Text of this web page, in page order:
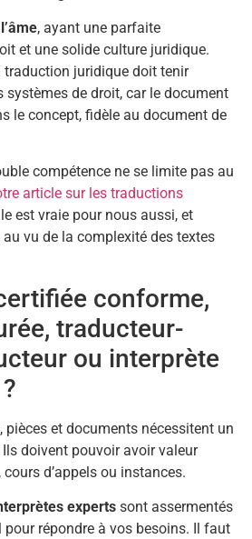
, ayant une parfaite
et une solide culture juridique.
traduction juridique doit tenir
de droit, car le document
le concept, fidèle au document de
compétence ne se limite pas au
article sur les traductions
est vraie pour nous aussi, et
vu de la complexité des textes
conforme,
traducteur-
ou interprète
pièces et documents nécessitent un
doivent pouvoir avoir valeur
d’appels ou instances.
experts sont assermentés
pour répondre à vos besoins. Il faut